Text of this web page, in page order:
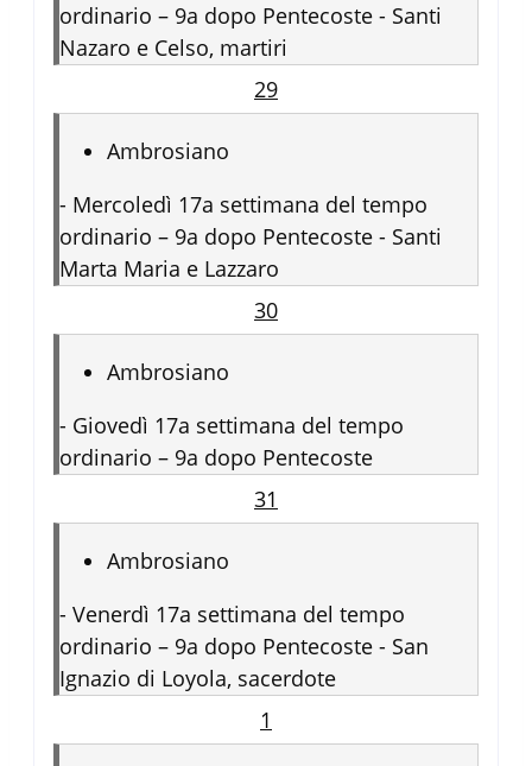
ordinario – 9a dopo Pentecoste - Santi
Nazaro e Celso, martiri
29
Ambrosiano
- Mercoledì 17a settimana del tempo
ordinario – 9a dopo Pentecoste - Santi
Marta Maria e Lazzaro
30
Ambrosiano
- Giovedì 17a settimana del tempo
ordinario – 9a dopo Pentecoste
31
Ambrosiano
- Venerdì 17a settimana del tempo
ordinario – 9a dopo Pentecoste - San
Ignazio di Loyola, sacerdote
1